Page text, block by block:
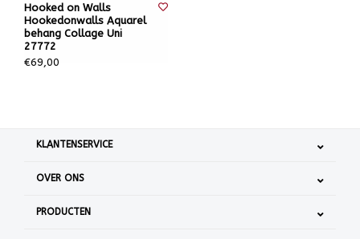
Hooked on Walls
Hookedonwalls Aquarel
behang Collage Uni
27772
€69,00
KLANTENSERVICE
OVER ONS
PRODUCTEN